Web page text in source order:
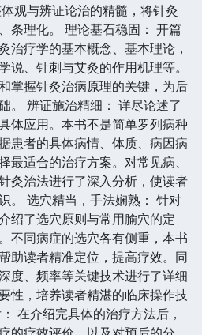
观与辨证论治的精髓，将针灸
条理化。 理论基石稳固： 开篇
治疗学的基本概念、基本理论，
说、针刺与艾灸的作用机理等。
掌握针灸治病原理的关键，为后
。 辨证施治精细： 详尽论述了
体应用。本书不是简单罗列病种
患者的具体病情、体质、病因病
最适合的治疗方案。对常见病、
灸治法进行了深入分析，使读者
。 选穴精当，手法娴熟： 针对
绍了选穴原则与常用腧穴的定
不同病症的选穴各有侧重，本书
助读者精准定位，提高疗效。同
度、频率等关键技术进行了详细
性，培养读者精湛的临床操作技
在介绍完具体的治疗方法后，